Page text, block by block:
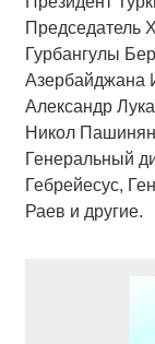
Председатель
Гурбангулы
Азербайджана
Александр
Никол
Генеральный
Гебрейесус,
Раев и другие.